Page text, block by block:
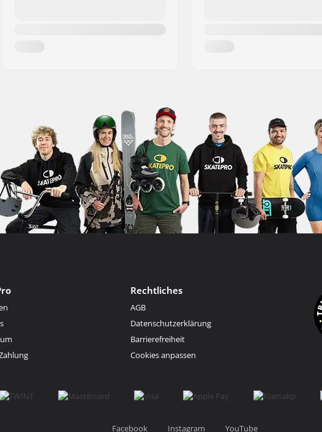
Rechtliches
AGB
Datenschutzerklärung
Barrierefreiheit
Cookies anpassen
Facebook Instagram YouTube